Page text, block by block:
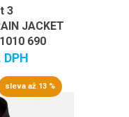
3
JACKET
690
DPH
sleva až 13 %